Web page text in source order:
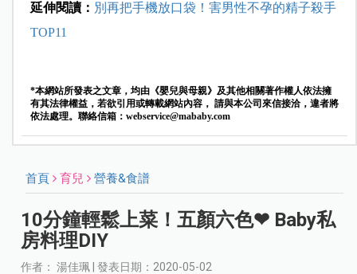
延伸閱讀： 別再把手機放口袋！害男性不孕的精子殺手
TOP11
*本網站所發表之文章，均由《嬰兒與母親》及其他相關著作權人依法擁
有其法律權益，若欲引用或轉載網站內容， 請與本公司來信接洽，違者將
依法處理。聯絡信箱： webservice@mababy.com
首頁 育兒 營養&食譜
10分鐘輕鬆上菜！五顏六色❤ Baby私
房料理DIY
作者： 湯佳珮­ | 發表日期：2020-05-02